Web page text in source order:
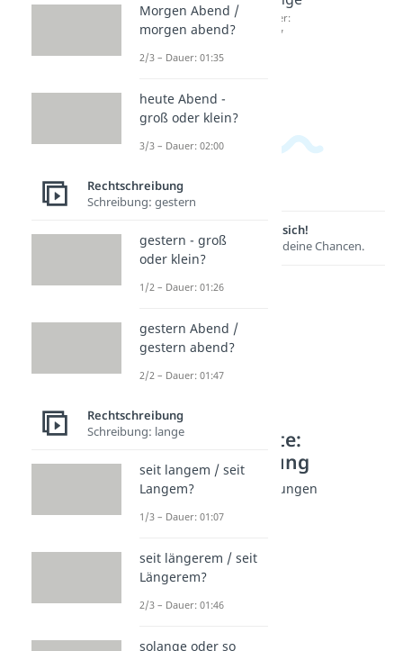
Abkürz
ung
Dauer:
Dauer:
02:25
Dauer:
02:07
Lernen lohnt sich!
Entdecke hier deine Chancen.
Weitere Inhalte:
Rechtschreibung
Jugendworte: Abkürzungen
lmao Abkürzung
Dauer: 02:06
NPC
Dauer: 02:45
Morgen Abend /
morgen abend?
2/3 – Dauer: 01:35
heute Abend -
groß oder klein?
3/3 – Dauer: 02:00
Rechtschreibung
Schreibung: gestern
gestern - groß
oder klein?
1/2 – Dauer: 01:26
gestern Abend /
gestern abend?
2/2 – Dauer: 01:47
Rechtschreibung
Schreibung: lange
seit langem / seit
Langem?
1/3 – Dauer: 01:07
seit längerem / seit
Längerem?
2/3 – Dauer: 01:46
solange oder so